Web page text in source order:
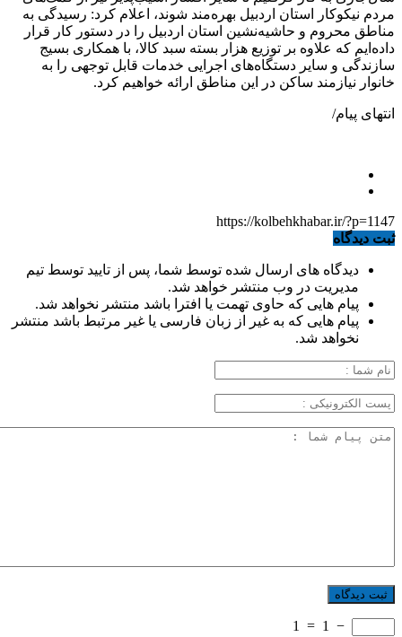
مردم نیکوکار استان اردبیل بهره‌مند شوند، اعلام کرد: رسیدگی به
مناطق محروم و حاشیه‌نشین استان اردبیل را در دستور کار قرار
داده‌ایم که علاوه بر توزیع هزار بسته سبد کالا، با همکاری بسیج
سازندگی و سایر دستگاه‌های اجرایی خدمات قابل توجهی را به
خانوار نیازمند ساکن در این مناطق ارائه خواهیم کرد.
انتهای پیام/
https://kolbehkhabar.ir/?p=1147
ثبت دیدگاه
دیدگاه های ارسال شده توسط شما، پس از تایید توسط تیم
مدیریت در وب منتشر خواهد شد.
پیام هایی که حاوی تهمت یا افترا باشد منتشر نخواهد شد.
پیام هایی که به غیر از زبان فارسی یا غیر مرتبط باشد منتشر
نخواهد شد.
−
1
=
1